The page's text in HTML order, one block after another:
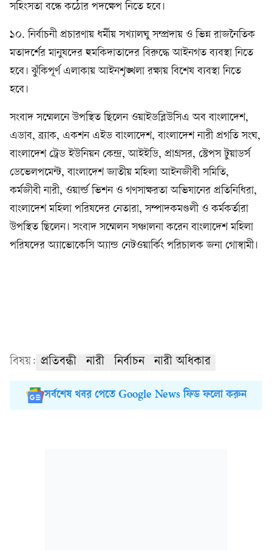
সহিংসতা বন্ধে কঠোর পদক্ষেপ নিতে হবে।
১০. নির্বাচনী প্রচারণায় ধর্মীয় সখ্যালঘু সম্প্রদায় ও ভিন্ন রাজনৈতিক
মতাদর্শের মানুষদের হুমকিদাতাদের বিরুদ্ধে আইনগত ব্যবস্থা নিতে
হবে। ঝুঁকিপূর্ণ এলাকায় আইনশৃঙ্খলা রক্ষায় বিশেষ ব্যবস্থা নিতে
হবে।
সংবাদ সম্মেলনে উপস্থিত ছিলেন ওয়াইডব্লিউসিএ অব বাংলাদেশ,
এডাব, ব্র্যাক, একশন এইড বাংলাদেশ, বাংলাদেশ নারী প্রগতি সংঘ,
বাংলাদেশ ট্রেড ইউনিয়ন কেন্দ্র, আইইডি, প্রাগ্রসর, স্টেপস টুয়াডর্স
ডেভেলপমেন্ট, বাংলাদেশ জাতীয় মহিলা আইনজীবী সমিতি,
কর্মজীবী নারী, ওয়ার্ল্ড ভিশন ও গণসাক্ষরতা অভিযানের প্রতিনিধিরা,
বাংলাদেশ মহিলা পরিষদের নেতারা, সম্পাদকমণ্ডলী ও কর্মকর্তারা
উপস্থিত ছিলেন। সংবাদ সম্মেলন সঞ্চালনা করেন বাংলাদেশ মহিলা
পরিষদের অ্যাভোকেসি অ্যান্ড নেটওয়ার্কিং পরিচালক জনা গোস্বামী।
বিষয়: প্রতিবন্ধী নারী নির্বাচন নারী অধিকার
সর্বশেষ খবর পেতে Google News ফিড ফলো করুন